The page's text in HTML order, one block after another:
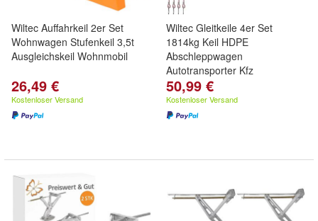
Wiltec Auffahrkeil 2er Set
Wohnwagen Stufenkeil 3,5t
Ausgleichskeil Wohnmobil
26,49 €
Kostenloser Versand
Wiltec Gleitkeile 4er Set
1814kg Keil HDPE
Abschleppwagen
Autotransporter Kfz
50,99 €
Kostenloser Versand